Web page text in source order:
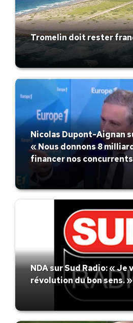
Tromelin doit rester
Nicolas Dupont-Aignan
« Nous donnons 8
financer nos
NDA sur Sud Radio: « Je
révolution du bon sens. »